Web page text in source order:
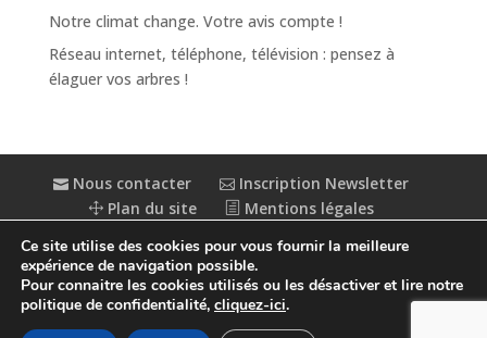
Notre climat change. Votre avis compte !
Réseau internet, téléphone, télévision : pensez à
élaguer vos arbres !
Nous contacter
Inscription Newsletter
Plan du site
Mentions légales
Accessibilité : partiellement conforme
Ce site utilise des cookies pour vous fournir la meilleure
expérience de navigation possible.
Pour connaitre les cookies utilisés ou les désactiver et lire notre
politique de confidentialité, cliquez-ici.